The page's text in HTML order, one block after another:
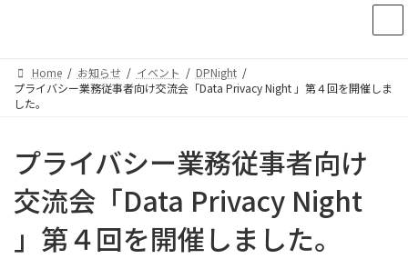
Home お知らせ イベント
DPNight
プライバシー業務従事者向け交流会「Data Privacy Night 」第４回を開催しま
した。
プライバシー業務従事者向け
交流会「Data Privacy Night
」第４回を開催しました。